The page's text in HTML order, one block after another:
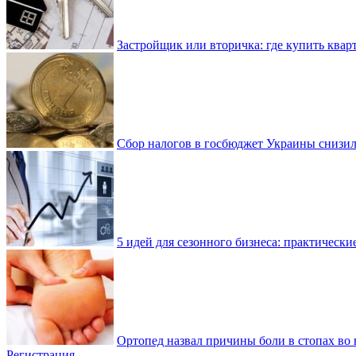
Застройщик или вторичка: где купить
Сбор налогов в госбюджет Украины
5 идей для сезонного бизнеса:
Ортопед назвал причины боли в стопах во